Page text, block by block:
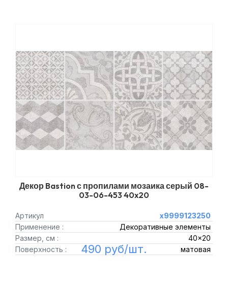
Декор Bastion с пропилами мозаика серый 08-
03-06-453 40x20
Артикул
х9999123250
Применение :
Декоративные элементы
Размер, см :
40x20
Поверхность :
матовая
490 руб/шт.